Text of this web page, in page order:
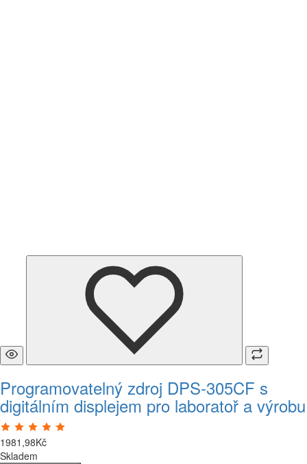
Programovatelný zdroj DPS-305CF s
digitálním displejem pro laboratoř a výrobu
1981 ,98Kč
Skladem